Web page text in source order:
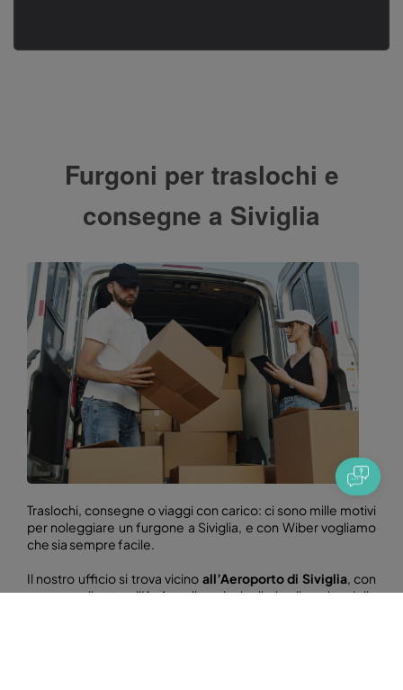
Furgoni per traslochi e
consegne a Siviglia
Traslochi, consegne o viaggi con carico: ci sono mille motivi
per noleggiare un furgone a Siviglia, e con Wiber vogliamo
che sia sempre facile.
Il nostro ufficio si trova vicino all’Aeroporto di Siviglia, con
accesso diretto all’A-4 e alle principali vie di uscita della